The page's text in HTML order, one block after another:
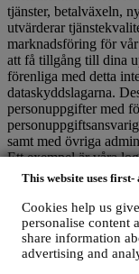
This website uses
Cookies help us
personalise content
share information
advertising and
tjänster, betalväxeln,
utvärderar
marknadsföring för
att få tillgång till dina
förenliga med detta
dataskyddslagarna.
personuppgifter med
samt med övriga
Ett exempel är våra
dina uppgifter i den
sin funktion. Mer
begäras genom att
Rättsliga skyldigheter
uppgifter för tredje
gällande lagar och